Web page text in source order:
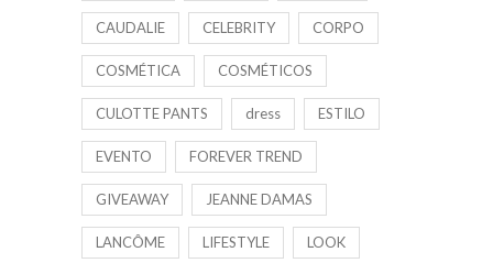
CAUDALIE CELEBRITY CORPO
COSMÉTICA COSMÉTICOS
CULOTTE PANTS dress ESTILO
EVENTO FOREVER TREND
GIVEAWAY JEANNE DAMAS
LANCÔME LIFESTYLE LOOK